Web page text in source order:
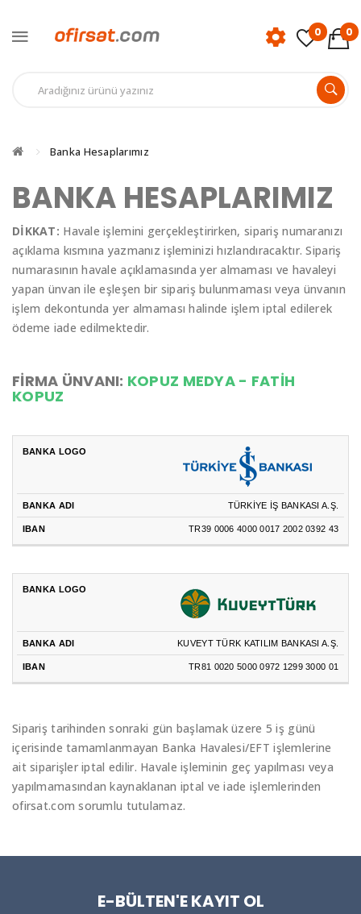
0 0
Banka Hesaplarımız
BANKA HESAPLARIMIZ
DİKKAT: Havale işlemini gerçekleştirirken, sipariş numaranızı
açıklama kısmına yazmanız işleminizi hızlandıracaktır. Sipariş
numarasının havale açıklamasında yer almaması ve havaleyi
yapan ünvan ile eşleşen bir sipariş bulunmaması veya ünvanın
işlem dekontunda yer almaması halinde işlem iptal edilerek
ödeme iade edilmektedir.
FİRMA ÜNVANI: KOPUZ MEDYA - FATİH
KOPUZ
TÜRKİYE İŞ BANKASI A.Ş.
TR39 0006 4000 0017 2002 0392 43
KUVEYT TÜRK KATILIM BANKASI A.Ş.
TR81 0020 5000 0972 1299 3000 01
Sipariş tarihinden sonraki gün başlamak üzere 5 iş günü
içerisinde tamamlanmayan Banka Havalesi/EFT işlemlerine
ait siparişler iptal edilir. Havale işleminin geç yapılması veya
yapılmamasından kaynaklanan iptal ve iade işlemlerinden
ofirsat.com sorumlu tutulamaz.
E-BÜLTEN'E KAYIT OL